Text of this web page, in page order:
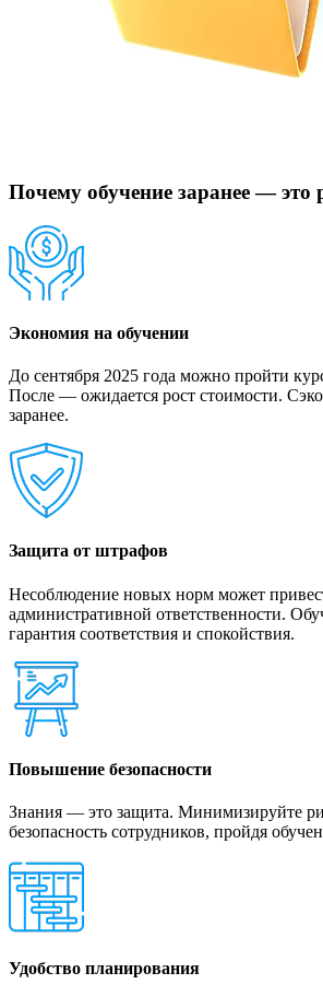
Почему обучение заранее —
Экономия на обучении
До сентября 2025 года можно пройти
После — ожидается рост стоимости.
заранее.
Защита от штрафов
Несоблюдение новых норм может
административной ответственности.
гарантия соответствия и спокойствия.
Повышение безопасности
Знания — это защита. Минимизируйте
безопасность сотрудников, пройдя
Удобство планирования